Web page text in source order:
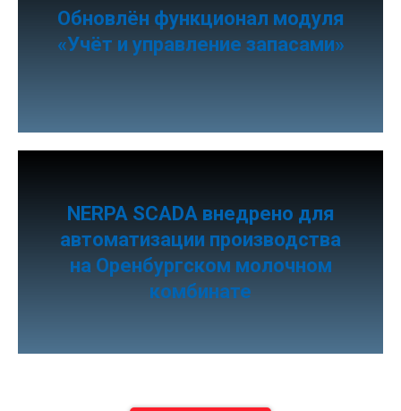
Обновлён функционал модуля
«Учёт и управление запасами»
NERPA SCADA внедрено для
автоматизации производства
на Оренбургском молочном
комбинате